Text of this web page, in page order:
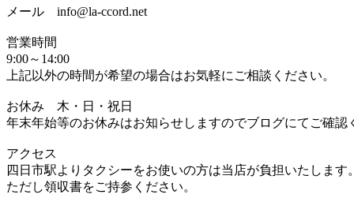
メール info@la-ccord.net
営業時間
9:00～14:00
上記以外の時間が希望の場合はお気軽にご相談ください。
お休み 木・日・祝日
年末年始等のお休みはお知らせしますのでブログにてご確認
アクセス
四日市駅よりタクシーをお使いの方は当店が負担いたしま
ただし領収書をご持参ください。